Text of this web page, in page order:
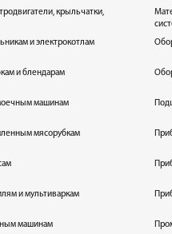
крыльчатки,
и электрокотлам
и блендарам
машинам
мясорубкам
и мультиваркам
машинам